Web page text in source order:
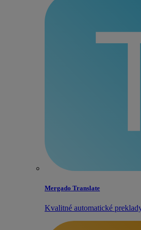
Mergado Translate
Kvalitné automatické